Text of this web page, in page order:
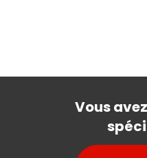
Vous